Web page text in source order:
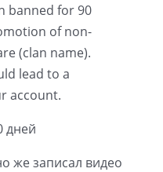
banned for 90
of non-
(clan name).
lead to a
account.
же записал видео